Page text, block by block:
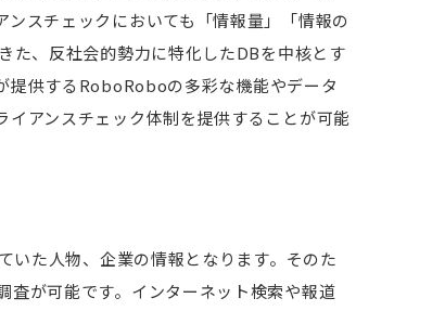
スチェックにおいても「情報量」「情報の
た、反社会的勢力に特化したDBを中核とす
提供するRoboRoboの多彩な機能やデータ
アンスチェック体制を提供することが可能
いた人物、企業の情報となります。そのた
査が可能です。インターネット検索や報道